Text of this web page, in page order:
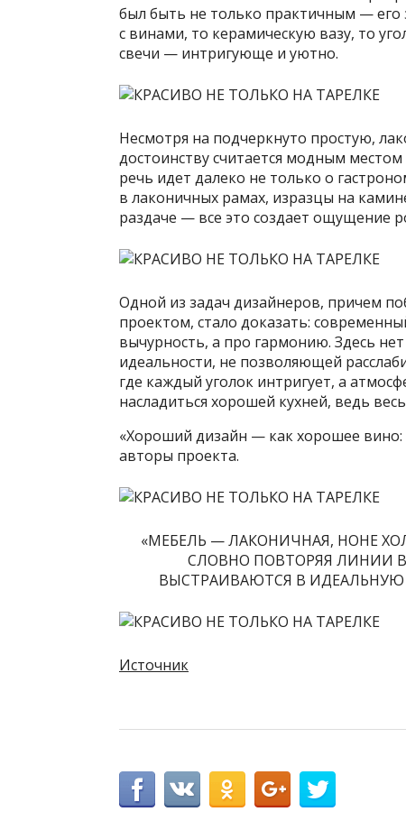
был быть не только практичным — его
с винами, то керамическую вазу, то
свечи — интригующе и уютно.
Несмотря на подчеркнуто простую,
достоинству считается модным
речь идет далеко не только о
в лаконичных рамах, изразцы на
раздаче — все это создает ощущение
Одной из задач дизайнеров, причем
проектом, стало доказать:
вычурность, а про гармонию. Здесь
идеальности, не позволяющей
где каждый уголок интригует, а
насладиться хорошей кухней, ведь
«Хороший дизайн — как хорошее
авторы проекта.
«МЕБЕЛЬ — ЛАКОНИЧНАЯ, НОНЕ
СЛОВНО ПОВТОРЯЯ ЛИНИИ
ВЫСТРАИВАЮТСЯ В ИДЕАЛЬНУЮ
Источник